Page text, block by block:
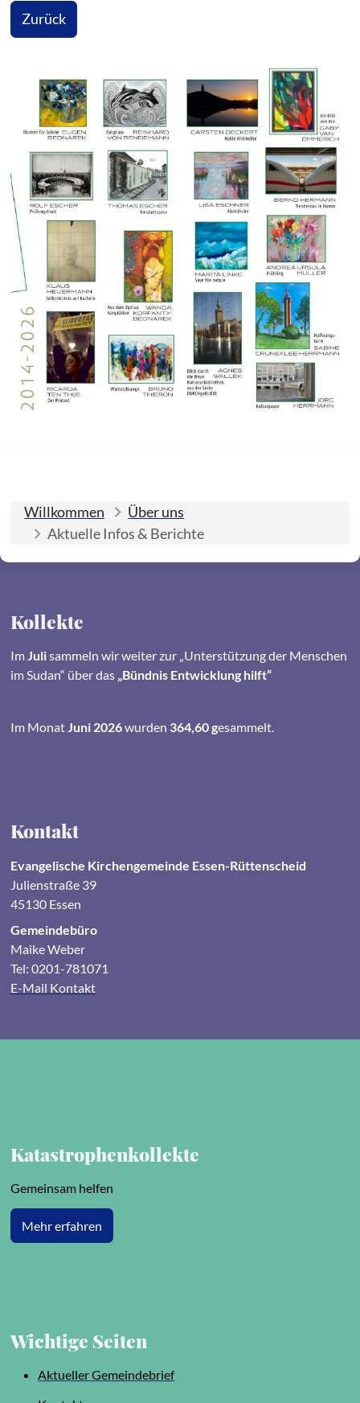
Zurück
Willkommen
Über uns
Aktuelle Infos & Berichte
Kollekte
ImJulisammeln wir weiter zur „Unterstützung der Menschen
im Sudan“ über das „Bündnis Entwicklung hilft“
Im MonatJuni 2026wurden 364,60 gesammelt.
Kontakt
Evangelische Kirchengemeinde Essen-Rüttenscheid
Julienstraße 39
45130 Essen
Gemeindebüro
Maike Weber
Tel: 0201-781071
E-Mail Kontakt
Katastrophenkollekte
Gemeinsam helfen
Mehr erfahren
Wichtige Seiten
Aktueller Gemeindebrief